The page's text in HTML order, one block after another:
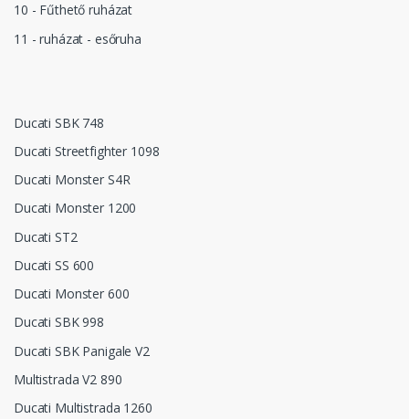
10 - Fűthető ruházat
11 - ruházat - esőruha
Ducati SBK 748
Ducati Streetfighter 1098
Ducati Monster S4R
Ducati Monster 1200
Ducati ST2
Ducati SS 600
Ducati Monster 600
Ducati SBK 998
Ducati SBK Panigale V2
Multistrada V2 890
Ducati Multistrada 1260